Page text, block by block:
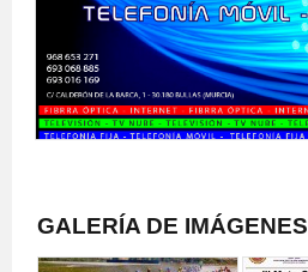
GALERÍA DE IMÁGENES